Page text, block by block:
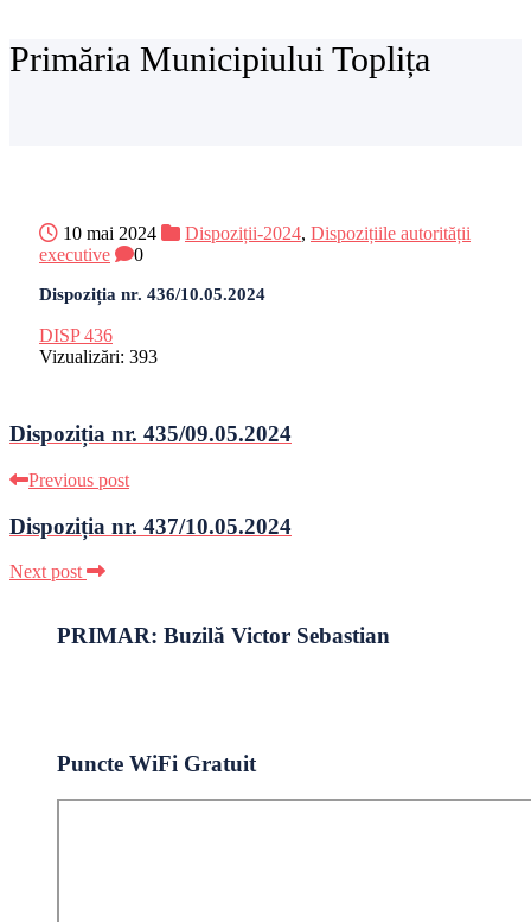
Primăria Municipiului Toplița
10 mai 2024 Dispoziții-2024, Dispozițiile autorității
executive
0
Dispoziția nr. 436/10.05.2024
DISP 436
Vizualizări: 393
Dispoziția nr. 435/09.05.2024
Previous post
Dispoziția nr. 437/10.05.2024
Next post
PRIMAR: Buzilă Victor Sebastian
Puncte WiFi Gratuit